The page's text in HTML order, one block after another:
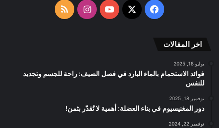
الموقع
فيسبوك
‫X
‫YouTubeانستقرامملخص
اخر المقالات
يوليو 18, 2025
فوائد الاستحمام بالماء البارد في فصل الصيف: راحة للجسم وتجديد
للنفس
نوفمبر 18, 2025
دور المغنيسيوم في بناء العضلة: أهمية لا تُقدّر بثمن!
نوفمبر 22, 2024